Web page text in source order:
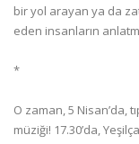
bir yol arayan ya da
eden insanların
*
O zaman, 5 Nisan’da,
müziği! 17.30’da,